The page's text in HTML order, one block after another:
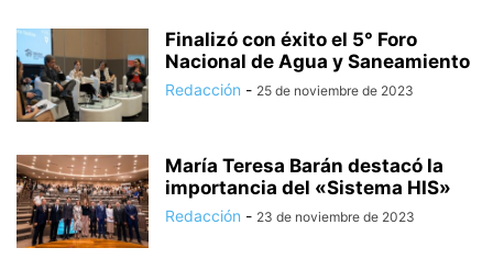
Finalizó con éxito el 5° Foro
Nacional de Agua y Saneamiento
Redacción - 25 de noviembre de 2023
María Teresa Barán destacó la
importancia del «Sistema HIS»
Redacción - 23 de noviembre de 2023